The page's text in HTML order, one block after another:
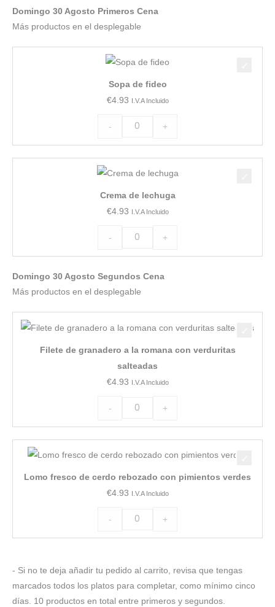
cantidad
Domingo 30 Agosto Primeros Cena
Más productos en el desplegable
Sopa de fideo
€4.93 I.V.A Incluido
-
fideo
cantidad
+
Crema de lechuga
€4.93 I.V.A Incluido
-
lechuga
cantidad
+
Domingo 30 Agosto Segundos Cena
Más productos en el desplegable
Filete de granadero a la romana con verduritas
salteadas
€4.93 I.V.A Incluido
-
granadero
a
la
+
Lomo fresco de cerdo rebozado con pimientos verdes
€4.93 I.V.A Incluido
-
de
cerdo
cantidad
+
- Si no te deja añadir tu pedido al carrito, revisa que tengas
marcados todos los platos para completar, como mínimo cinco
días. 10 productos en total entre primeros y segundos.